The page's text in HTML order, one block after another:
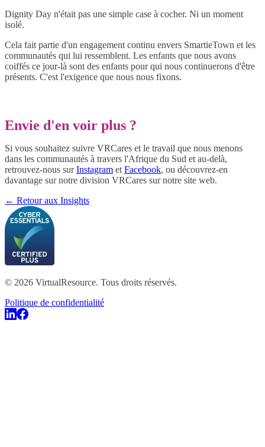
Dignity Day n'était pas une simple case à cocher. Ni un moment
isolé.
Cela fait partie d'un engagement continu envers SmartieTown et les
communautés qui lui ressemblent. Les enfants que nous avons
coiffés ce jour-là sont des enfants pour qui nous continuerons d'être
présents. C'est l'exigence que nous nous fixons.
Envie d'en voir plus ?
Si vous souhaitez suivre VRCares et le travail que nous menons
dans les communautés à travers l'Afrique du Sud et au-delà,
retrouvez-nous surInstagram et Facebook, ou découvrez-en
davantage sur notre division VRCares sur notre site web.
← Retour aux Insights
© 2026 VirtualResource. Tous droits réservés.
Politique de confidentialité